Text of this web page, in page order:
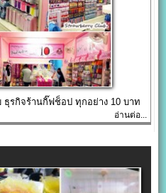
รกิจร้านกิ๊ฟช็อป ทุกอย่าง 10 บาท
อ่านต่อ...